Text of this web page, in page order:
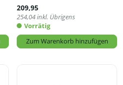
209,95
254,04inkl. Übrigens
Vorrätig
Zum Warenkorb hinzufügen